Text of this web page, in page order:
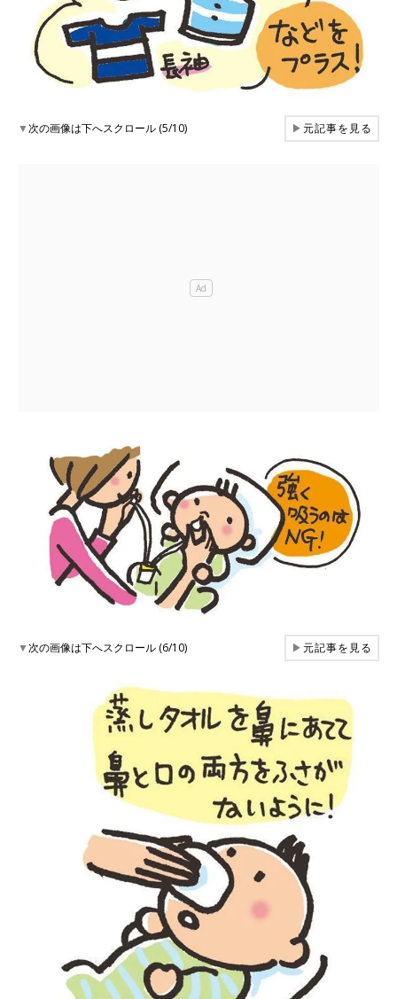
▼次の画像は下へスクロール (5/10) ▶元記事を見る
▼次の画像は下へスクロール (6/10) ▶元記事を見る